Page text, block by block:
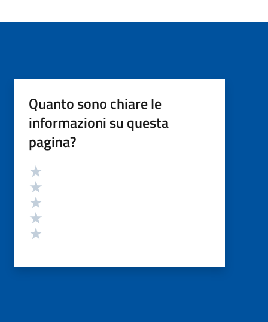
Quanto sono chiare le
informazioni su questa
pagina?
Valutazione